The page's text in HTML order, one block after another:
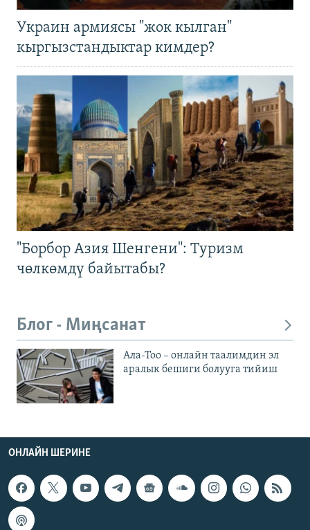
Украин армиясы "жок кылган"
кыргызстандыктар кимдер?
"Борбор Азия Шенгени": Туризм
чөлкөмдү байытабы?
Блог - Миңсанат
Ала-Тоо – онлайн таалимдин эл
аралык бешиги болууга тийиш
ОНЛАЙН ШЕРИНЕ